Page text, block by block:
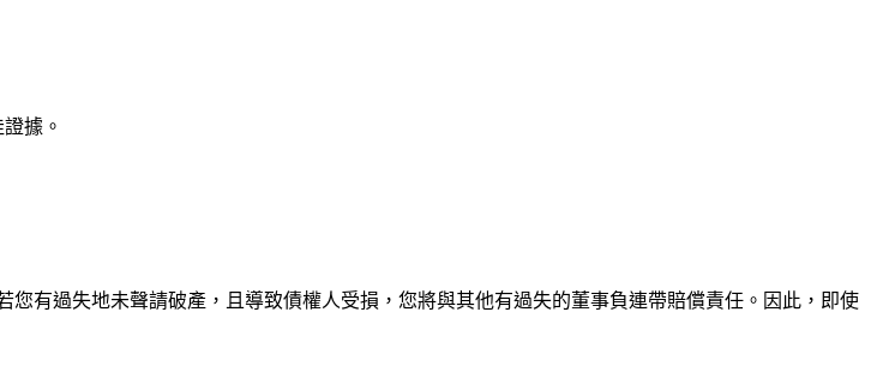
據。
有過失地未聲請破產，且導致債權人受損，您將與其他有過失的董事負連帶賠償責任。因此，即使